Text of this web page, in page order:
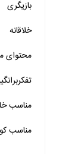
خیر
خیر
خیر
خیر
خیر
بازیگری
خلاقانه
محتوای
مناسب
مناسب